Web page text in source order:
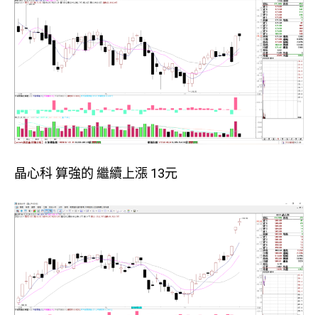
晶心科 算強的 繼續上漲 13元